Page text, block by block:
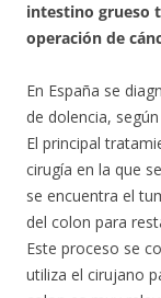
intestino grueso
operación de
En España se
de dolencia,
El principal
cirugía en la que
se encuentra el
del colon para
Este proceso se
utiliza el cirujano